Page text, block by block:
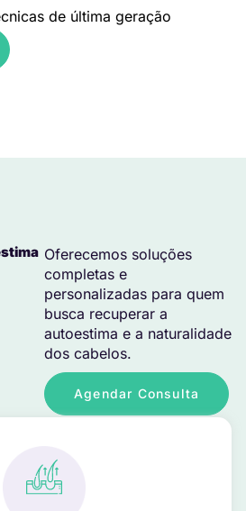
de última geração
Oferecemos soluções
completas e
personalizadas para quem
busca recuperar a
autoestima e a naturalidade
dos cabelos.
Agendar Consulta